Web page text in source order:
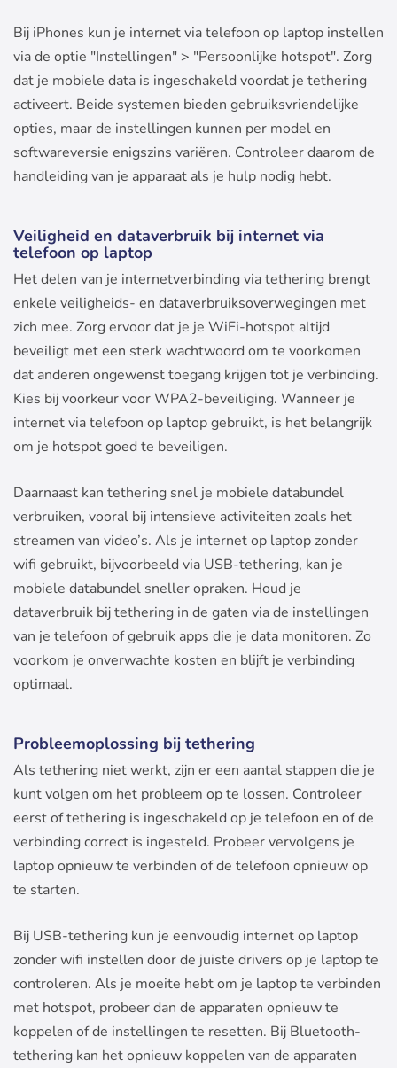
Bij iPhones kun je internet via telefoon op laptop instellen
via de optie "Instellingen" > "Persoonlijke hotspot". Zorg
dat je mobiele data is ingeschakeld voordat je tethering
activeert. Beide systemen bieden gebruiksvriendelijke
opties, maar de instellingen kunnen per model en
softwareversie enigszins variëren. Controleer daarom de
handleiding van je apparaat als je hulp nodig hebt.
Veiligheid en dataverbruik bij internet via
telefoon op laptop
Het delen van je internetverbinding via tethering brengt
enkele veiligheids- en dataverbruiksoverwegingen met
zich mee. Zorg ervoor dat je je WiFi-hotspot altijd
beveiligt met een sterk wachtwoord om te voorkomen
dat anderen ongewenst toegang krijgen tot je verbinding.
Kies bij voorkeur voor WPA2-beveiliging. Wanneer je
internet via telefoon op laptop gebruikt, is het belangrijk
om je hotspot goed te beveiligen.
Daarnaast kan tethering snel je mobiele databundel
verbruiken, vooral bij intensieve activiteiten zoals het
streamen van video’s. Als je internet op laptop zonder
wifi gebruikt, bijvoorbeeld via USB-tethering, kan je
mobiele databundel sneller opraken. Houd je
dataverbruik bij tethering in de gaten via de instellingen
van je telefoon of gebruik apps die je data monitoren. Zo
voorkom je onverwachte kosten en blijft je verbinding
optimaal.
Probleemoplossing bij tethering
Als tethering niet werkt, zijn er een aantal stappen die je
kunt volgen om het probleem op te lossen. Controleer
eerst of tethering is ingeschakeld op je telefoon en of de
verbinding correct is ingesteld. Probeer vervolgens je
laptop opnieuw te verbinden of de telefoon opnieuw op
te starten.
Bij USB-tethering kun je eenvoudig internet op laptop
zonder wifi instellen door de juiste drivers op je laptop te
controleren. Als je moeite hebt om je laptop te verbinden
met hotspot, probeer dan de apparaten opnieuw te
koppelen of de instellingen te resetten. Bij Bluetooth-
tethering kan het opnieuw koppelen van de apparaten